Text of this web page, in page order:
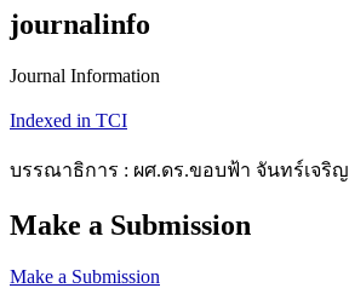
journalinfo
Journal Information
Indexed in TCI
บรรณาธิการ : ผศ.ดร.ขอบฟ้า จันทร์เจริญ
Make a Submission
Make a Submission